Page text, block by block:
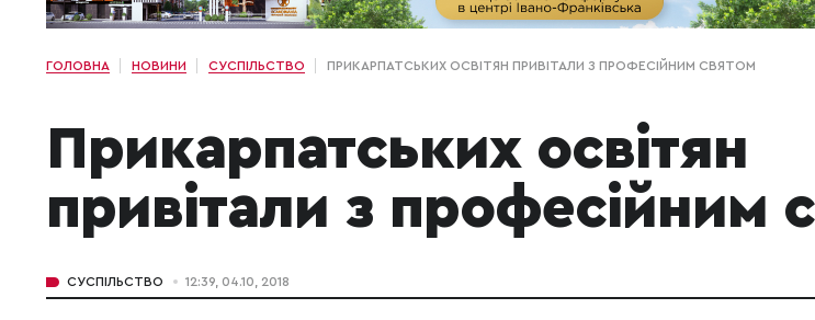
ГОЛОВНА НОВИНИ СУСПІЛЬСТВО ПРИКАРПАТСЬКИХ ОСВІТЯН ПРИВІТАЛИ З ПРОФЕСІЙНИМ СВЯТОМ
Прикарпатських освітян
привітали з професійним
СУСПІЛЬСТВО 12:39, 04.10, 2018